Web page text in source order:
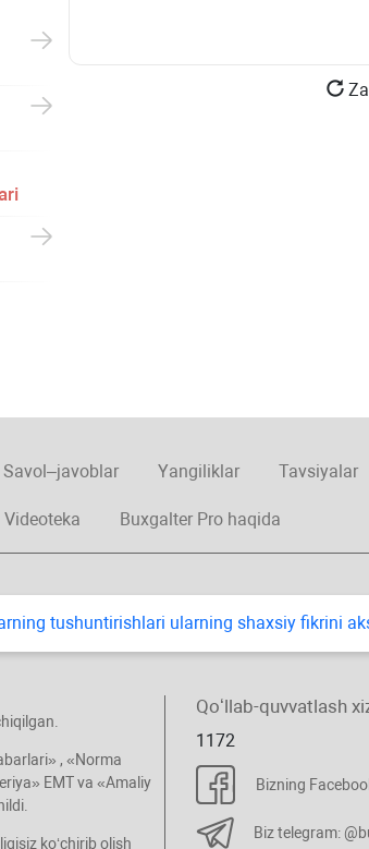
Savol–javoblar Yangiliklar Tavsiyalar
Videoteka Buxgalter Pro haqida
tushuntirishlari ularning shaхsiy fikrini
, «Norma
EMT va «Amaliy
koʻchirib olish
Qoʻllab-quvvatlash
1172
Bizning
Biz telegram: